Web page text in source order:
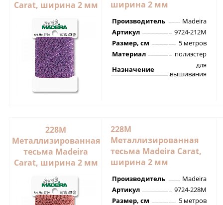
Carat, ширина 2 мм ширина 2 мм
Производитель
Madeira
Артикул
9724-212M
Размер, см
5 метров
Материал
полиэстер
Назначение
для
вышивания
228M
Металлизированная
тесьма Madeira
Carat, ширина 2 мм
228M
Металлизированная
тесьма Madeira Carat,
ширина 2 мм
Производитель
Madeira
Артикул
9724-228M
Размер, см
5 метров